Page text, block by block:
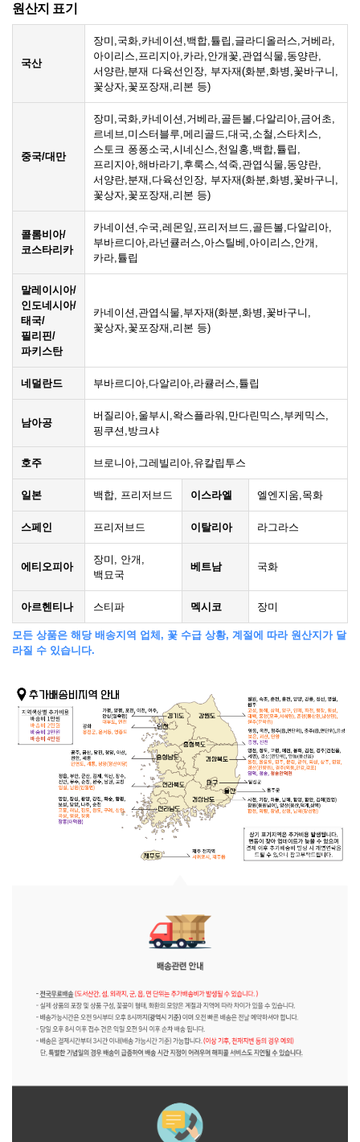
원산지 표기
국산
장미,국화,카네이션,백합,튤립,글라디올러스,거베라,
아이리스,프리지아,카라,안개꽃,관엽식물,동양란,
서양란,분재 다육선인장, 부자재(화분,화병,꽃바구니,
꽃상자,꽃포장재,리본 등)
중국/대만
장미,국화,카네이션,거베라,골든볼,다알리아,금어초,
르네브,미스터블루,메리골드,대국,소철,스타치스,
스토크 퐁퐁소국,시네신스,천일홍,백합,튤립,
프리지아,해바라기,후룩스,석죽,관엽식물,동양란,
서양란,분재,다육선인장, 부자재(화분,화병,꽃바구니,
꽃상자,꽃포장재,리본 등)
콜롬비아/
코스타리카
카네이션,수국,레몬잎,프리저브드,골든볼,다알리아,
부바르디아,라넌큘러스,아스틸베,아이리스,안개,
카라,튤립
말레이시아/
인도네시아/
태국/
필리핀/
파키스탄
카네이션,관엽식물,부자재(화분,화병,꽃바구니,
꽃상자,꽃포장재,리본 등)
네덜란드 부바르디아,다알리아,라큘러스,튤립
남아공
버질리아,울부시,왁스플라워,만다린믹스,부케믹스,
핑쿠션,방크샤
호주 브로니아,그레빌리아,유칼립투스
일본 백합, 프리저브드 이스라엘 엘엔지움,목화
스페인 프리저브드 이탈리아 라그라스
에티오피아
장미, 안개,
백묘국
베트남 국화
아르헨티나 스티파 멕시코 장미
모든 상품은 해당 배송지역 업체, 꽃 수급 상황, 계절에 따라 원산지가 달
라질 수 있습니다.